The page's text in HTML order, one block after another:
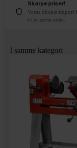
Skarpe priser!
Vores direkte import
vi priserne nede.
I samme kategori